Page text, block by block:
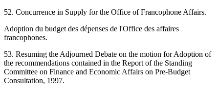
52. Concurrence in Supply for the Office of Francophone Affairs.
Adoption du budget des dépenses de l'Office des affaires
francophones.
53. Resuming the Adjourned Debate on the motion for Adoption of
the recommendations contained in the Report of the Standing
Committee on Finance and Economic Affairs on Pre-Budget
Consultation, 1997.